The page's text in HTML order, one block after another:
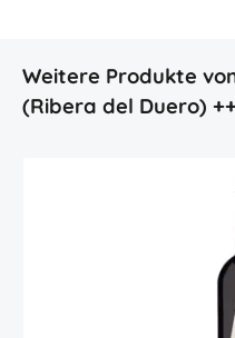
Produktgalerie überspringen
Weitere Produkte
(Ribera del Duero)